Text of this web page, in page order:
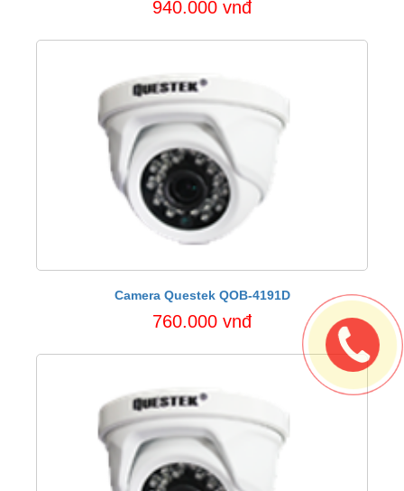
940.000 vnđ
Camera Questek QOB-4191D
760.000 vnđ